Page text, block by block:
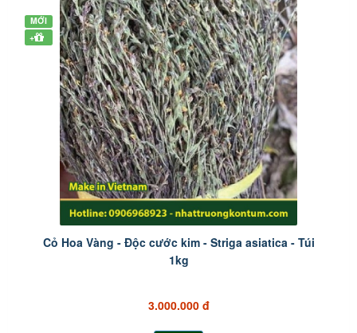
MỚI
+
Cỏ Hoa Vàng - Độc cước kim - Striga asiatica - Túi
1kg
3.000.000 đ